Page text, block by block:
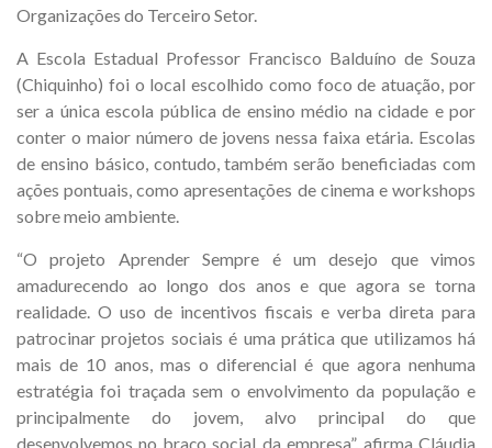
Organizações do Terceiro Setor.
A Escola Estadual Professor Francisco Balduíno de Souza
(Chiquinho) foi o local escolhido como foco de atuação, por
ser a única escola pública de ensino médio na cidade e por
conter o maior número de jovens nessa faixa etária. Escolas
de ensino básico, contudo, também serão beneficiadas com
ações pontuais, como apresentações de cinema e workshops
sobre meio ambiente.
“O projeto Aprender Sempre é um desejo que vimos
amadurecendo ao longo dos anos e que agora se torna
realidade. O uso de incentivos fiscais e verba direta para
patrocinar projetos sociais é uma prática que utilizamos há
mais de 10 anos, mas o diferencial é que agora nenhuma
estratégia foi traçada sem o envolvimento da população e
principalmente do jovem, alvo principal do que
desenvolvemos no braço social da empresa”, afirma Cláudia